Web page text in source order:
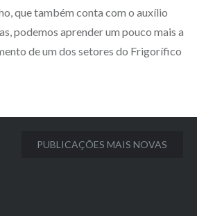
que também conta com o auxílio
podemos aprender um pouco mais a
de um dos setores do Frigorífico
PUBLICAÇÕES MAIS NOVAS